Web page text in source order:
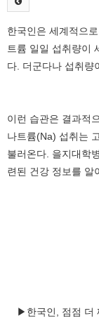
한국인은 세계적으
트륨 일일 섭취량이
다. 더군다나 섭취량
이런 습관은 결과적
나트륨(Na) 섭취는
불러온다. 을지대학
련된 건강 정보를 알
▶한국인, 점점 더